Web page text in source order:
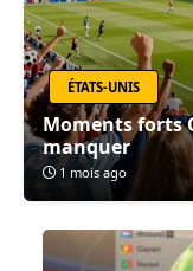
ÉTATS-UNIS
Moments forts
manquer
1 mois ago